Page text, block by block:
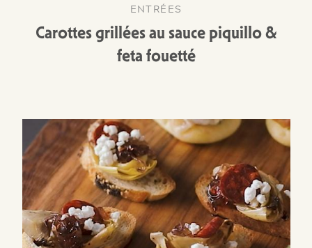
ENTRÉES
Carottes grillées au sauce piquillo &
feta fouetté